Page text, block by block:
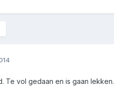
Te vol gedaan en is gaan lekken.